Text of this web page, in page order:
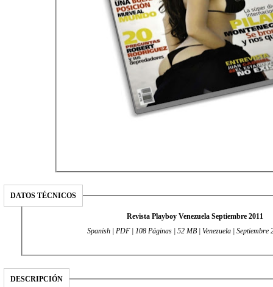
DATOS TÉCNICOS
Revista Playboy Venezuela Septiembre 2011
Spanish | PDF | 108 Páginas | 52 MB | Venezuela | Septiembre
DESCRIPCIÓN